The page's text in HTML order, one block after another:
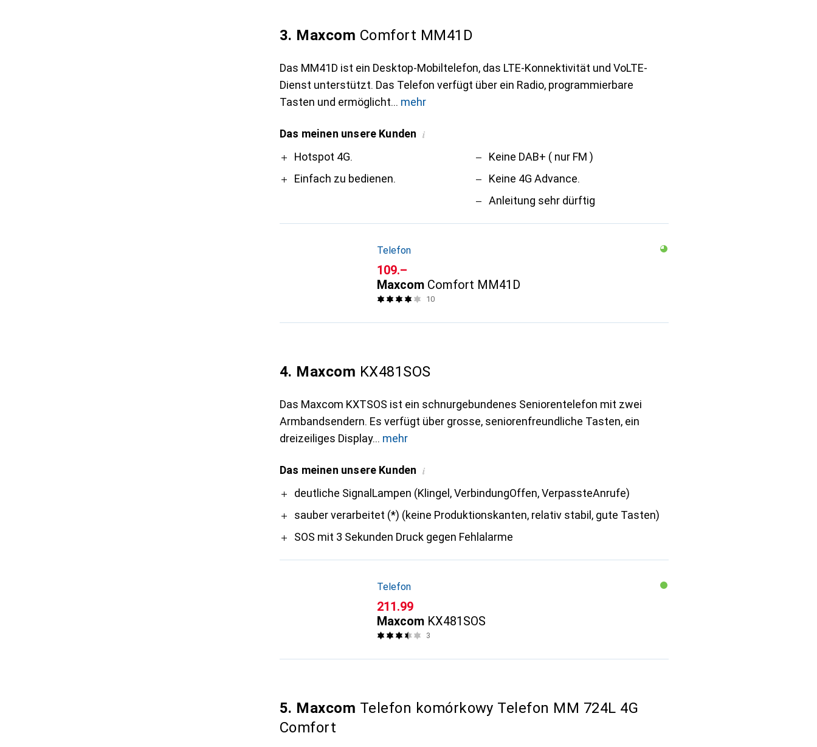
3. Maxcom Comfort MM41D
Das MM41D ist ein Desktop-Mobiltelefon, das LTE-Konnektivität und VoLTE-
Dienst unterstützt. Das Telefon verfügt über ein Radio, programmierbare
Tasten und ermöglicht
mehr
Das meinen unsere Kunden i
ProHotspot 4G.
Einfach zu bedienen.
Contra
Keine DAB+ ( nur FM )
Keine 4G Advance.
Anleitung sehr dürftig
Telefon
CHF
109.–
Maxcom Comfort MM41D
10
4. Maxcom KX481SOS
Das Maxcom KXTSOS ist ein schnurgebundenes Seniorentelefon mit zwei
Armbandsendern. Es verfügt über grosse, seniorenfreundliche Tasten, ein
dreizeiliges Display
mehr
Das meinen unsere Kunden i
Prodeutliche SignalLampen (Klingel, VerbindungOffen, VerpassteAnrufe)
sauber verarbeitet (*) (keine Produktionskanten, relativ stabil, gute Tasten)
SOS mit 3 Sekunden Druck gegen Fehlalarme
Telefon
CHF
211.99
Maxcom KX481SOS
3
5. Maxcom Telefon komórkowy Telefon MM 724L 4G
Comfort